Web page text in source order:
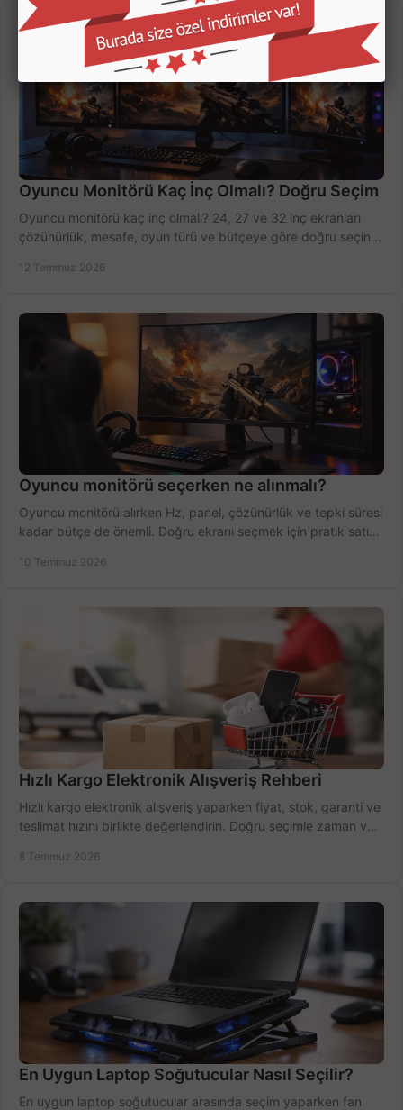
Oyuncu Monitörü Kaç İnç Olmalı? Doğru Seçim
Oyuncu monitörü kaç inç olmalı? 24, 27 ve 32 inç ekranları
çözünürlük, mesafe, oyun türü ve bütçeye göre doğru seçin,
12 Temmuz 2026
Oyuncu monitörü seçerken ne alınmalı?
Oyuncu monitörü alırken Hz, panel, çözünürlük ve tepki süresi
kadar bütçe de önemli. Doğru ekranı seçmek için pratik satın
10 Temmuz 2026
Hızlı Kargo Elektronik Alışveriş Rehberi
Hızlı kargo elektronik alışveriş yaparken fiyat, stok, garanti ve
teslimat hızını birlikte değerlendirin. Doğru seçimle zaman ve
8 Temmuz 2026
En Uygun Laptop Soğutucular Nasıl Seçilir?
En uygun laptop soğutucular arasında seçim yaparken fan